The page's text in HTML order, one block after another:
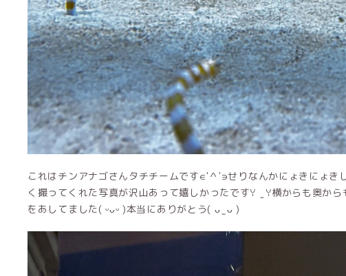
これはチンアナゴさんタチチームです∈'＾'∋せりなんかにょきにょき
く撮ってくれた写真が沢山あって嬉しかったですꌩ ̫ ꌩ横からも奥か
をあしてました( ᵕᴗᵕ )本当にありがとう( ᴗ ̫ ᴗ )